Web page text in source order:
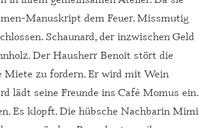
Manuskript dem Feuer. Missmutig
Schaunard, der inzwischen Geld
Der Hausherr Benoit stört die
Miete zu fordern. Er wird mit Wein
lädt seine Freunde ins Café Momus ein.
Es klopft. Die hübsche Nachbarin Mimi